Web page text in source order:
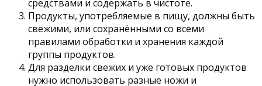
средствами и содержать в чистоте.
Продукты, употребляемые в пищу, должны быть
свежими, или сохранёнными со всеми
правилами обработки и хранения каждой
группы продуктов.
Для разделки свежих и уже готовых продуктов
нужно использовать разные ножи и